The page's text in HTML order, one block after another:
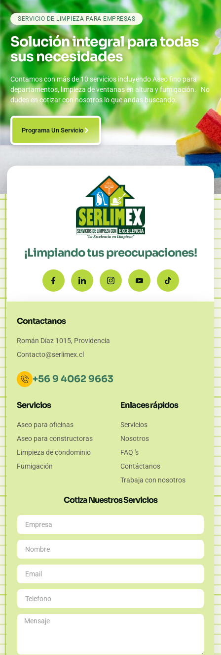
SERVICIO DE LIMPIEZA PARA EMPRESAS
Solución integral para todas
sus necesidades
Contamos con más de 10 servicios incluyendo Aseo fino para
departamentos, limpieza de ventanas en altura y fumigación. No
dudes en cotizar con nosotros lo que andas buscando.
Programa Un Servicio
¡Limpiando tus preocupaciones!
Contactanos
Román Díaz 1015, Providencia
Contacto@serlimex.cl
+56 9 4062 9663
Servicios
Aseo para oficinas
Aseo para constructoras
Limpieza de condominio
Fumigación
Enlaces rápidos
Servicios
Nosotros
FAQ 's
Contáctanos
Trabaja con nosotros
Cotiza Nuestros Servicios